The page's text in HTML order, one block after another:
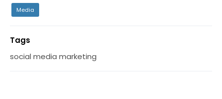
Media
Tags
social media marketing